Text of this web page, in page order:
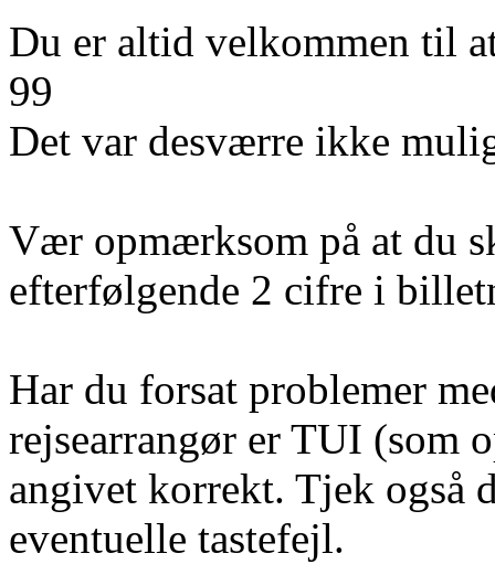
Du er altid velkommen til
99
Det var desværre ikke
Vær opmærksom på at du
efterfølgende 2 cifre i
Har du forsat problemer
rejsearrangør er TUI (som
angivet korrekt. Tjek også
eventuelle tastefejl.